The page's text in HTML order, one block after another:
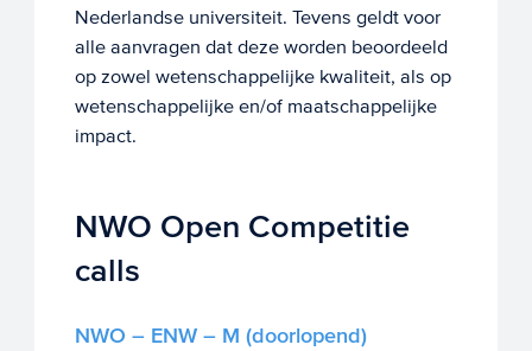
Nederlandse universiteit. Tevens geldt voor
alle aanvragen dat deze worden beoordeeld
op zowel wetenschappelijke kwaliteit, als op
wetenschappelijke en/of maatschappelijke
impact.
NWO Open Competitie
calls
NWO – ENW – M (doorlopend)